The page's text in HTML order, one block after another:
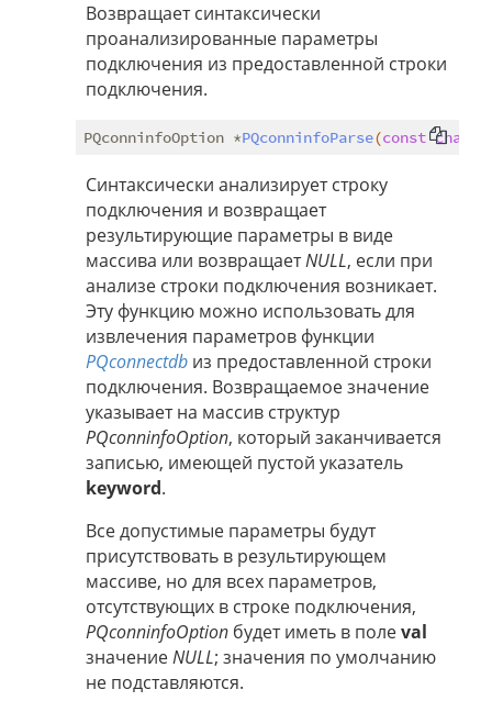
Возвращает синтаксически
проанализированные параметры
подключения из предоставленной строки
подключения.
PQconninfoOption *PQconninfoParse(const char
Синтаксически анализирует строку
подключения и возвращает
результирующие параметры в виде
массива или возвращаетNULL, если при
анализе строки подключения возникает.
Эту функцию можно использовать для
извлечения параметров функции
PQconnectdb из предоставленной строки
подключения. Возвращаемое значение
указывает на массив структур
PQconninfoOption, который заканчивается
записью, имеющей пустой указатель
keyword.
Все допустимые параметры будут
присутствовать в результирующем
массиве, но для всех параметров,
отсутствующих в строке подключения,
PQconninfoOption будет иметь в полеval
значениеNULL; значения по умолчанию
не подставляются.